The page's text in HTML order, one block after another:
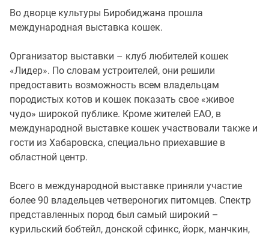
Во дворце культуры Биробиджана прошла
международная выставка кошек.
Организатор выставки – клуб любителей кошек
«Лидер». По словам устроителей, они решили
предоставить возможность всем владельцам
породистых котов и кошек показать свое «живое
чудо» широкой публике. Кроме жителей ЕАО, в
международной выставке кошек участвовали также и
гости из Хабаровска, специально приехавшие в
областной центр.
Всего в международной выставке приняли участие
более 90 владельцев четвероногих питомцев. Спектр
представленных пород был самый широкий –
курильский бобтейл, донской сфинкс, йорк, манчкин,